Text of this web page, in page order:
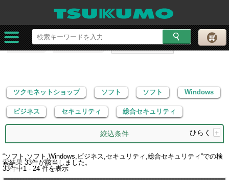
ツクモネットショップ ソフト
Windows
ビジネス
セキュリティ 総合セキュリティ
ツクモネットショップ ソフト ソフト Windows
ビジネス セキュリティ 総合セキュリティ
絞込条件 ひらく +
“ソフト,ソフト,Windows,ビジネス,セキュリティ,総合セキュリティ”での検
索結果 33件が該当しました。
33件中1 - 24 件を表示